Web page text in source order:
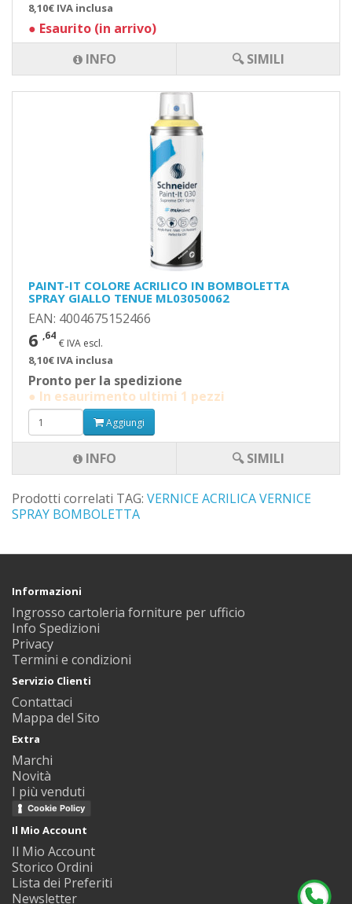
PAINT-IT COLORE ACRILICO IN BOMBOLETTA
SPRAY GIALLO TENUE ML03050062
EAN: 4004675152466
6 ,64
€ IVA escl.
8,10€ IVA inclusa
Pronto per la spedizione
● In esaurimento ultimi 1 pezzi
Aggiungi
INFO 🔍 SIMILI
8,10€ IVA inclusa
● Esaurito (in arrivo)
INFO
🔍 SIMILI
Prodotti correlati TAG: VERNICE ACRILICAVERNICE
SPRAY BOMBOLETTA
Informazioni
Ingrosso cartoleria forniture per ufficio
Info Spedizioni
Privacy
Termini e condizioni
Servizio Clienti
Contattaci
Mappa del Sito
Extra
Marchi
Novità
I più venduti
Cookie Policy
Il Mio Account
Il Mio Account
Storico Ordini
Lista dei Preferiti
Newsletter